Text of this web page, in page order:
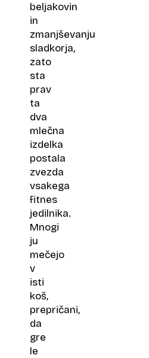
beljakovin
in
zmanjševanju
sladkorja,
zato
sta
prav
ta
dva
mlečna
izdelka
postala
zvezda
vsakega
fitnes
jedilnika.
Mnogi
ju
mečejo
v
isti
koš,
prepričani,
da
gre
le